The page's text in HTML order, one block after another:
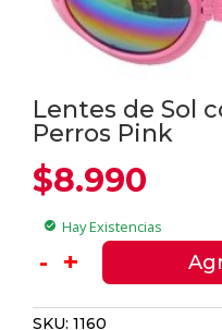
Lentes de Sol
Perros Pink
$8.990
check_circle Hay Existencias
-
Lentes
con
+
SKU:1160